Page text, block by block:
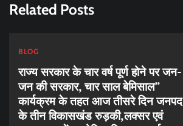
Related Posts
BLOG
राज्य सरकार के चार वर्ष पूर्ण होने पर जन-
जन की सरकार, चार साल बेमिसाल”
कार्यक्रम के तहत आज तीसरे दिन जनपद
के तीन विकासखंड रुड़की,लक्सर एवं